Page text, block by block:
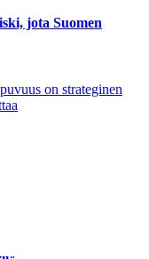
jota Suomen
on strateginen